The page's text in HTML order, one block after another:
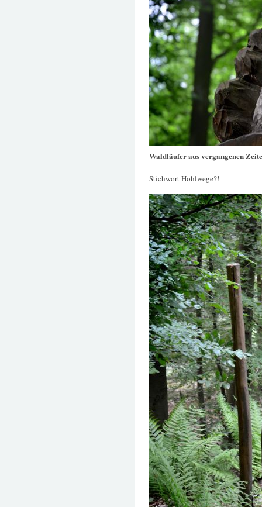
Waldläufer aus vergangenen
Stichwort Hohlwege?!